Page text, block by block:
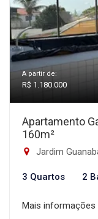
A partir de:
R$ 1.180.000
Apartamento
160m²
Jardim
3 Quartos 2
Mais informações